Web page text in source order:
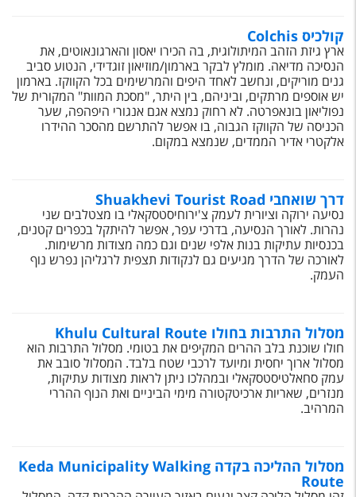
קולכיס Colchis
ארץ גיזת הזהב המיתולוגית, בה הכירו יאסון והארגונאוטים, את
הנסיכה מדיאה. מומלץ לבקר בארמון/מוזיאון זוגדידי, הנטוע סביב
גנים מוריקים, ונחשב לאחד היפים והמרשימים בכל הקווקז. בארמון
יש אוספים מרתקים, וביניהם, בין היתר, "מסכת המוות" המקורית של
נפוליאון בונאפרטה. לא רחוק נמצא אגם אנגורי היפהפה, שער
הכניסה של הקווקז הגבוה, בו אפשר להתרשם מהסכר ההידרו
אלקטרי אדיר הממדים, שנמצא במקום.
דרך שואחבי Shuakhevi Tourist Road
נסיעה ירוקה וציורית לעמק צ'ירוחיסטסקאלי בו מצטלבים שני
נהרות. לאורך הנסיעה, בדרכי עפר, אפשר להיתקל בכפרים קטנים,
בכנסיות עתיקות בנות אלפי שנים וגם כמה מצודות מרשימות.
לאורכה של הדרך מגיעים גם לנקודות תצפית לרגליהן נפרש נוף
העמק.
מסלול התרבות בחולו Khulu Cultural Route
חולו שוכנת בלב ההרים המקיפים את בטומי. מסלול התרבות הוא
מסלול ארוך יחסית ומיועד לרכבי שטח בלבד. המסלול סובב את
עמק סחאלטיסטסקאלי ובמהלכו ניתן לראות מצודות עתיקות,
מנזרים, שאריות ארכיטקטורה מימי הביניים ואת הנוף ההררי
המרהיב.
מסלול ההליכה בקדה Keda Municipality Walking
Route